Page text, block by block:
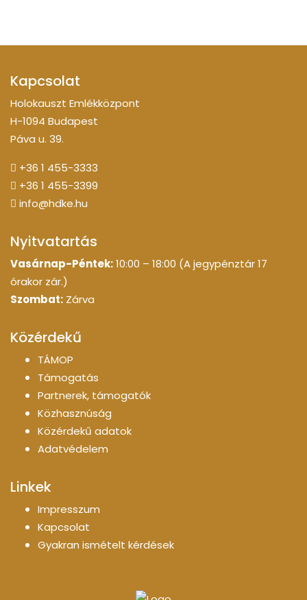
Kapcsolat
Holokauszt Emlékközpont
H-1094 Budapest
Páva u. 39.
+36 1 455-3333
+36 1 455-3399
info@hdke.hu
Nyitvatartás
Vasárnap-Péntek:10:00 – 18:00 (A jegypénztár 17
órakor zár.)
Szombat: Zárva
Közérdekű
TÁMOP
Támogatás
Partnerek, támogatók
Közhasznúság
Közérdekű adatok
Adatvédelem
Linkek
Impresszum
Kapcsolat
Gyakran ismételt kérdések